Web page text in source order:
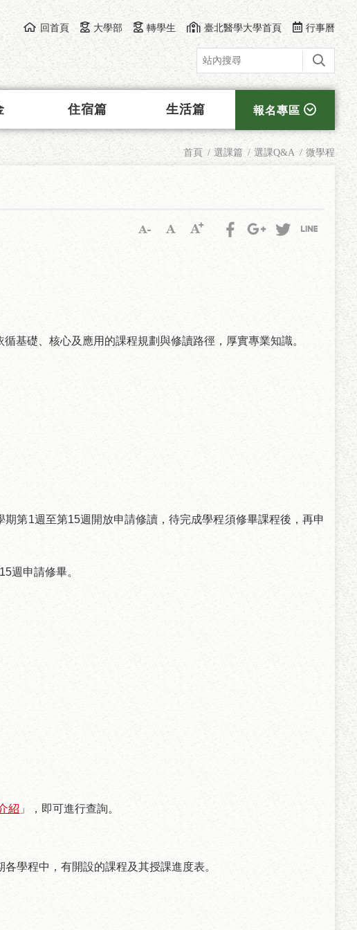
回首頁 大學部 轉學生 臺北醫學大學首頁 行事曆
住宿篇 生活篇 報名專區
首頁 選課篇 選課Q&A 微學程
基礎、核心及應用的課程規劃與修讀路徑，厚實專業知識。
期第1週至第15週開放申請修讀，待完成學程須修畢課程後，再申
15週申請修畢。
紹 」，即可進行查詢。
學程中，有開設的課程及其授課進度表。